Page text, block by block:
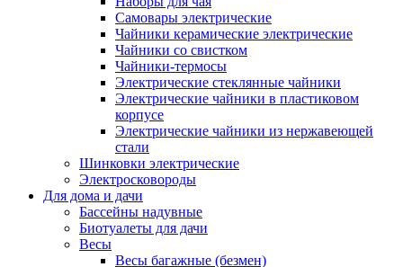
Самовары электрические
Чайники керамические электрические
Чайники со свистком
Чайники-термосы
Электрические стеклянные чайники
Электрические чайники в пластиковом
корпусе
Электрические чайники из нержавеющей
стали
Шинковки электрические
Электросковороды
Для дома и дачи
Бассейны надувные
Биотуалеты для дачи
Весы
Весы багажные (безмен)